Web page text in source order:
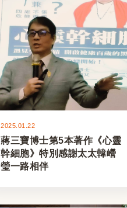
2025.01.22
蔣三寶博士第5本著作《心靈
幹細胞》特別感謝太太韓巆
瑩一路相伴